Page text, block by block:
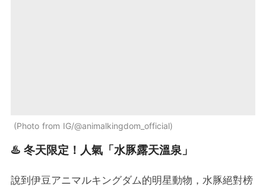
Photo from IG/@animalkingdom_official
♨️ 冬天限定！人氣「水豚露天溫泉」
說到伊豆アニマルキングダム的明星動物，水豚絕對榜